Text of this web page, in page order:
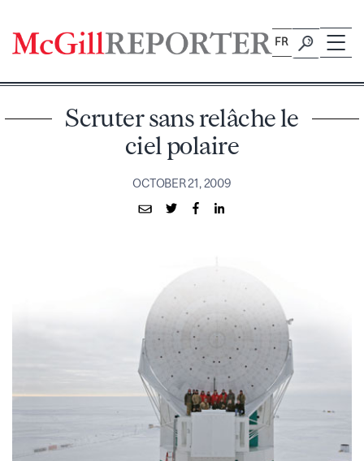
content
FR
Scruter sans relâche le
ciel polaire
OCTOBER 21, 2009